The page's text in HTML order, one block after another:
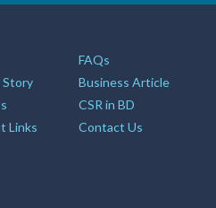
FAQs
Story
Business Article
CSR in BD
Links
Contact Us